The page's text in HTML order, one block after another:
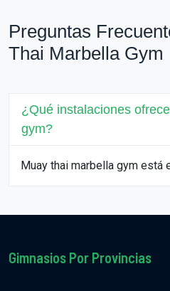
Preguntas
Thai Marbella Gym
¿Qué instalaciones
gym?
Muay thai marbella gym está
Gimnasios Por Provincias